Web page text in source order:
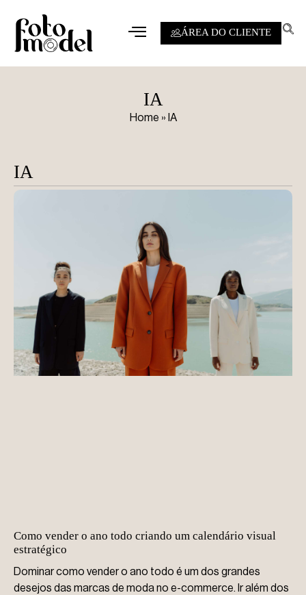
ÁREA DO CLIENTE
IA
Home » IA
IA
Como vender o ano todo criando um calendário visual
estratégico
Dominar como vender o ano todo é um dos grandes
desejos das marcas de moda no e-commerce. Ir além dos